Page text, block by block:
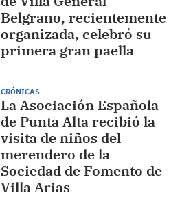
Belgrano, recientemente
organizada, celebró su
primera gran paella
CRÓNICAS
La Asociación Española
de Punta Alta recibió la
visita de niños del
merendero de la
Sociedad de Fomento de
Villa Arias